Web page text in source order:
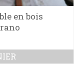
en bois